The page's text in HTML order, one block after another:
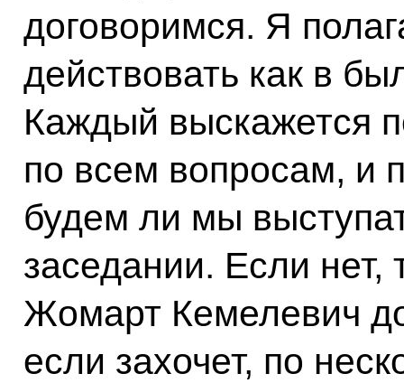
договоримся. Я
действовать как в
Каждый выскажется
по всем вопросам, и
будем ли мы
заседании. Если
Жомарт Кемелевич
если захочет, по